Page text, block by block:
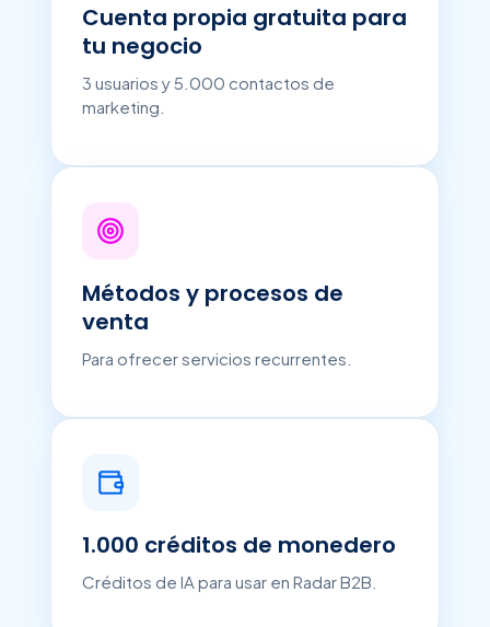
Cuenta propia gratuita para
tu negocio
3 usuarios y 5.000 contactos de
marketing.
Métodos y procesos de
venta
Para ofrecer servicios recurrentes.
1.000 créditos de monedero
Créditos de IA para usar en Radar B2B.